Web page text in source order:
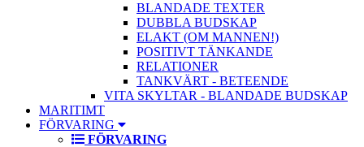
BLANDADE TEXTER
DUBBLA BUDSKAP
ELAKT (OM MANNEN!)
POSITIVT TÄNKANDE
RELATIONER
TANKVÄRT - BETEENDE
VITA SKYLTAR - BLANDADE BUDSKAP
MARITIMT
FÖRVARING
FÖRVARING